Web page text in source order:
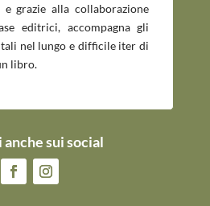
grazie alla collaborazione
editrici, accompagna gli
nel lungo e difficile iter di
libro.
sui social